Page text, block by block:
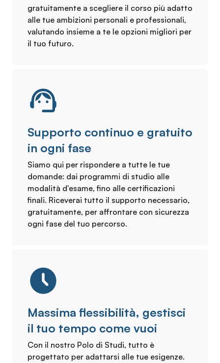
gratuitamente a scegliere il corso più adatto
alle tue ambizioni personali e professionali,
valutando insieme a te le opzioni migliori per
il tuo futuro.
Supporto continuo e gratuito
in ogni fase
Siamo qui per rispondere a tutte le tue
domande: dai programmi di studio alle
modalità d'esame, fino alle certificazioni
finali. Riceverai tutto il supporto necessario,
gratuitamente, per affrontare con sicurezza
ogni fase del tuo percorso.
Massima flessibilità, gestisci
il tuo tempo come vuoi
Con il nostro Polo di Studi, tutto è
progettato per adattarsi alle tue esigenze.